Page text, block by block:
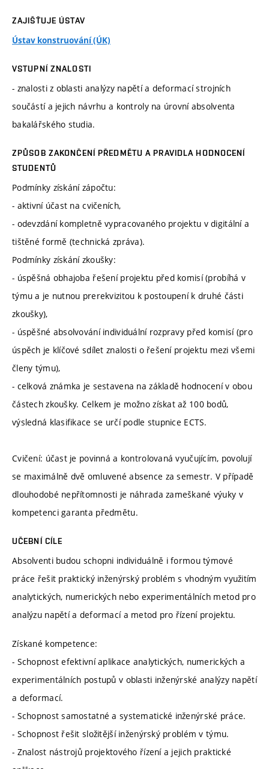
ZAJIŠŤUJE ÚSTAV
Ústav konstruování (ÚK)
VSTUPNÍ ZNALOSTI
- znalosti z oblasti analýzy napětí a deformací strojních
součástí a jejich návrhu a kontroly na úrovní absolventa
bakalářského studia.
ZPŮSOB ZAKONČENÍ PŘEDMĚTU A PRAVIDLA HODNOCENÍ
STUDENTŮ
Podmínky získání zápočtu:
- aktivní účast na cvičeních,
- odevzdání kompletně vypracovaného projektu v digitální a
tištěné formě (technická zpráva).
Podmínky získání zkoušky:
- úspěšná obhajoba řešení projektu před komisí (probíhá v
týmu a je nutnou prerekvizitou k postoupení k druhé části
zkoušky),
- úspěšné absolvování individuální rozpravy před komisí (pro
úspěch je klíčové sdílet znalosti o řešení projektu mezi všemi
členy týmu),
- celková známka je sestavena na základě hodnocení v obou
částech zkoušky. Celkem je možno získat až 100 bodů,
výsledná klasifikace se určí podle stupnice ECTS.
Cvičení: účast je povinná a kontrolovaná vyučujícím, povolují
se maximálně dvě omluvené absence za semestr. V případě
dlouhodobé nepřítomnosti je náhrada zameškané výuky v
kompetenci garanta předmětu.
UČEBNÍ CÍLE
Absolventi budou schopni individuálně i formou týmové
práce řešit praktický inženýrský problém s vhodným využitím
analytických, numerických nebo experimentálních metod pro
analýzu napětí a deformací a metod pro řízení projektu.
Získané kompetence:
- Schopnost efektivní aplikace analytických, numerických a
experimentálních postupů v oblasti inženýrské analýzy napětí
a deformací.
- Schopnost samostatné a systematické inženýrské práce.
- Schopnost řešit složitější inženýrský problém v týmu.
- Znalost nástrojů projektového řízení a jejich praktické